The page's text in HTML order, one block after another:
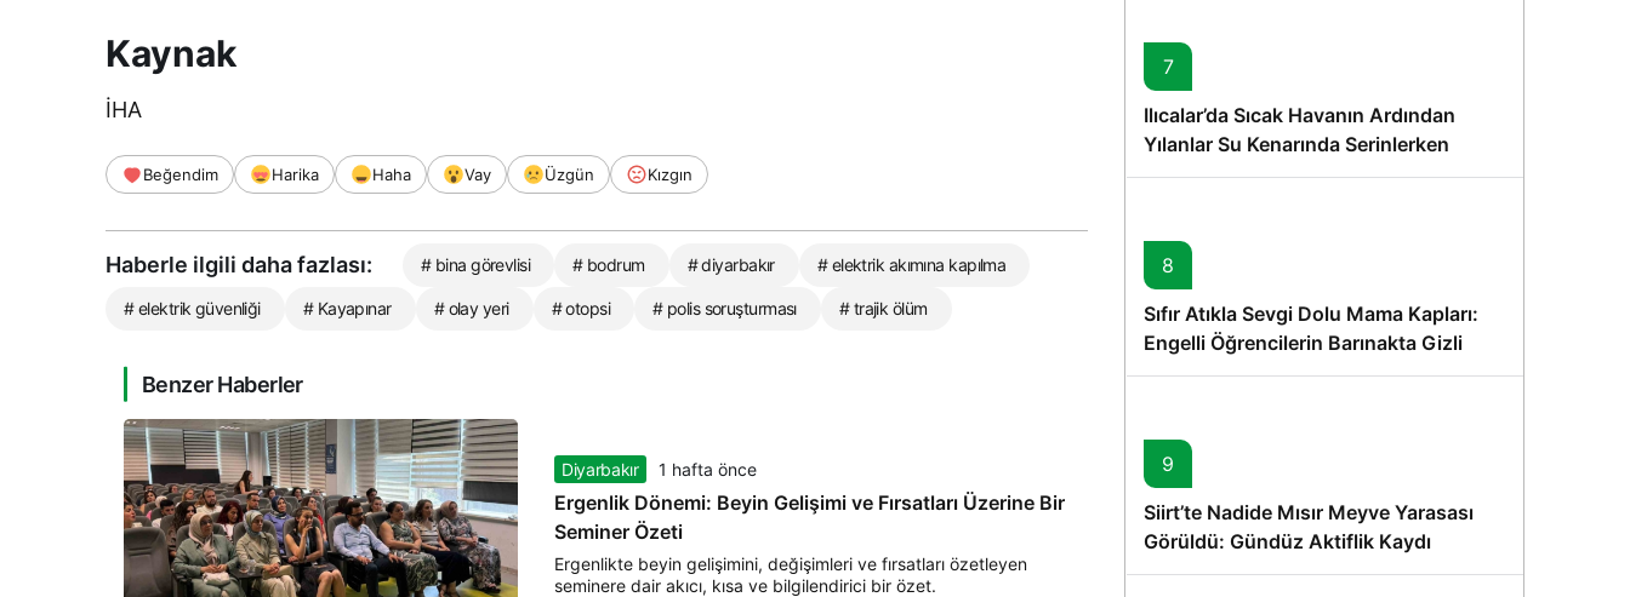
Kaynak
İHA
Beğendim Harika Haha Vay Üzgün Kızgın
Haberle ilgili daha fazlası: # bina görevlisi # bodrum # diyarbakır # elektrik akımına kapılma
# elektrik güvenliği # Kayapınar # olay yeri # otopsi # polis soruşturması # trajik ölüm
Benzer Haberler
Diyarbakır 1 hafta önce
Ergenlik Dönemi: Beyin Gelişimi ve Fırsatları Üzerine Bir
Seminer Özeti
Ergenlikte beyin gelişimini, değişimleri ve fırsatları özetleyen
seminere dair akıcı, kısa ve bilgilendirici bir özet.
7
Ilıcalar’da Sıcak Havanın Ardından
Yılanlar Su Kenarında Serinlerken
Görüntülendi
8
Sıfır Atıkla Sevgi Dolu Mama Kapları:
Engelli Öğrencilerin Barınakta Gizli
Dostları İçin Gönüllü Proje
9
Siirt’te Nadide Mısır Meyve Yarasası
Görüldü: Gündüz Aktiflik Kaydı